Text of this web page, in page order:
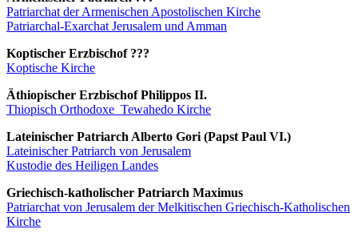
Patriarchat der Armenischen Apostolischen Kirche
Patriarchal-Exarchat Jerusalem und Amman
Koptischer Erzbischof ???
Koptische Kirche
Äthiopischer Erzbischof Philippos II.
Thiopisch Orthodoxe_Tewahedo Kirche
Lateinischer Patriarch Alberto Gori (Papst Paul VI.)
Lateinischer Patriarch von Jerusalem
Kustodie des Heiligen Landes
Griechisch-katholischer Patriarch Maximus
Patriarchat von Jerusalem der Melkitischen Griechisch-Katholischen
Kirche